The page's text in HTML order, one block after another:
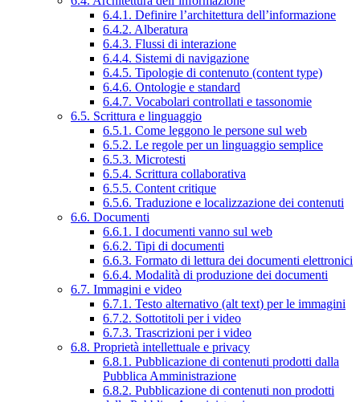
6.4.1. Definire l’architettura dell’informazione
6.4.2. Alberatura
6.4.3. Flussi di interazione
6.4.4. Sistemi di navigazione
6.4.5. Tipologie di contenuto (content type)
6.4.6. Ontologie e standard
6.4.7. Vocabolari controllati e tassonomie
6.5. Scrittura e linguaggio
6.5.1. Come leggono le persone sul web
6.5.2. Le regole per un linguaggio semplice
6.5.3. Microtesti
6.5.4. Scrittura collaborativa
6.5.5. Content critique
6.5.6. Traduzione e localizzazione dei contenuti
6.6. Documenti
6.6.1. I documenti vanno sul web
6.6.2. Tipi di documenti
6.6.3. Formato di lettura dei documenti elettronici
6.6.4. Modalità di produzione dei documenti
6.7. Immagini e video
6.7.1. Testo alternativo (alt text) per le immagini
6.7.2. Sottotitoli per i video
6.7.3. Trascrizioni per i video
6.8. Proprietà intellettuale e privacy
6.8.1. Pubblicazione di contenuti prodotti dalla
Pubblica Amministrazione
6.8.2. Pubblicazione di contenuti non prodotti